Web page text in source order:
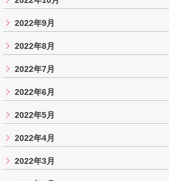
2022年9月
2022年8月
2022年7月
2022年6月
2022年5月
2022年4月
2022年3月